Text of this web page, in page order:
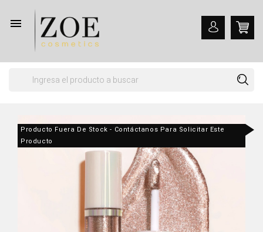

Producto Fuera De Stock - Contáctanos Para Solicitar Este
Producto